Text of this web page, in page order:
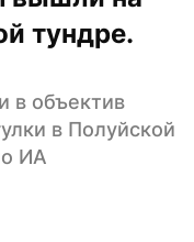
тундре.
в объектив
в Полуйской
ИА